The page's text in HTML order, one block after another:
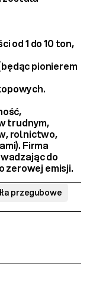
od 1 do 10 ton,
pionierem
.
trudnym,
rolnictwo,
Firma
do
o zerowej emisji.
przegubowe